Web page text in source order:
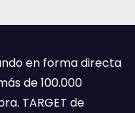
en forma directa
de 100.000
TARGET de